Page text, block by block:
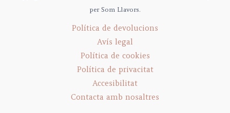
per Som Llavors.
Política de devolucions
Avís legal
Política de cookies
Política de privacitat
Accesibilitat
Contacta amb nosaltres